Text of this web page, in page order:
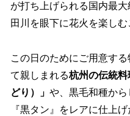
が打ち上げられる国内最
⽥川を眼下に花⽕を楽しむ
この⽇のためにご⽤意す
て親しまれる杭州の伝統
どり）」 や、黒毛和種か
『黒タン』をレアに仕上げ